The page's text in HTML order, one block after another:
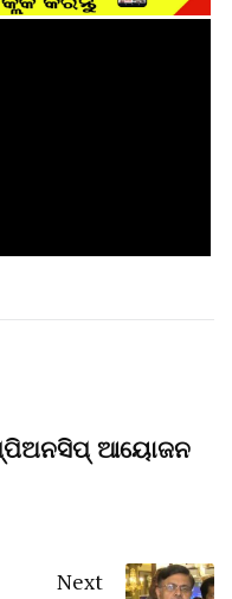
ଆୟୋଜନ
Next